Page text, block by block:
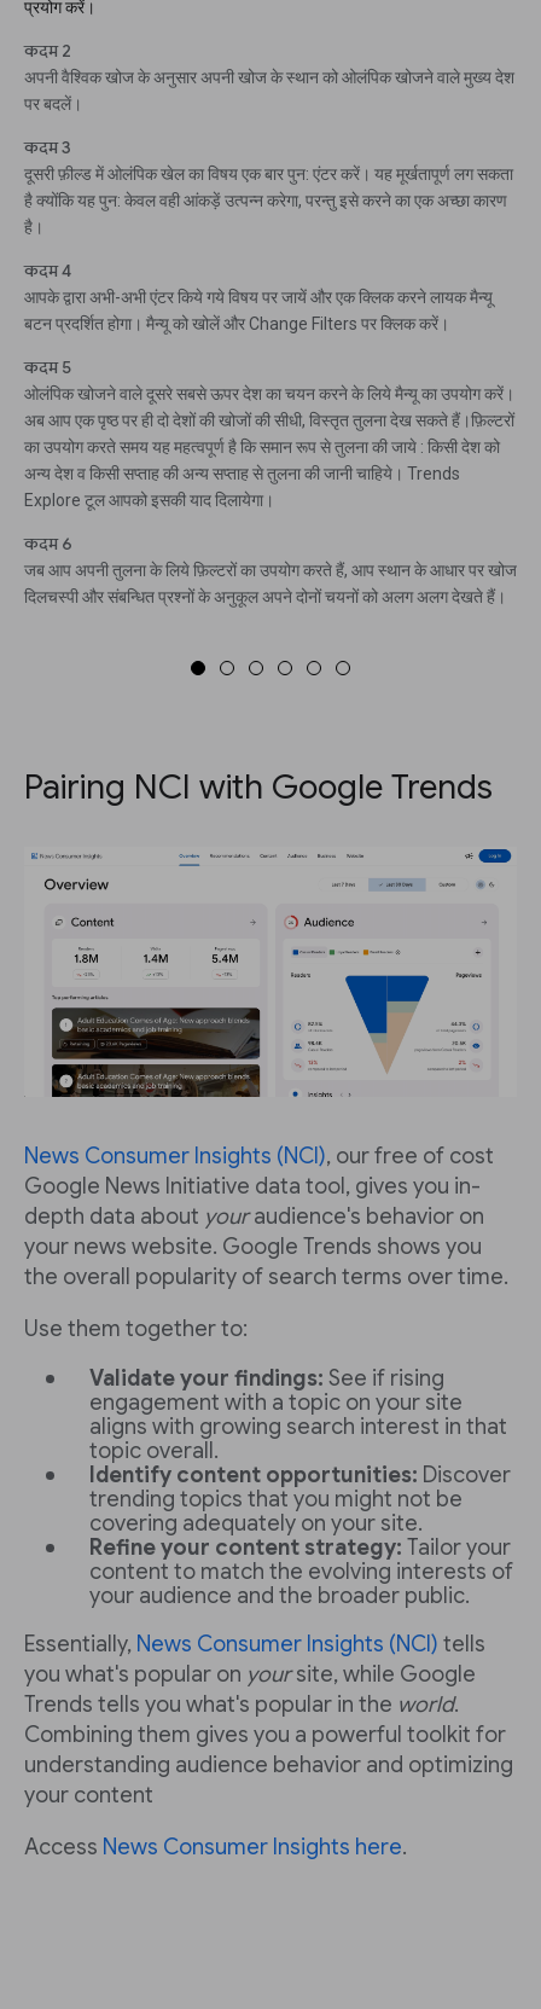
प्रयोग करें।
कदम 2
अपनी वैश्विक खोज के अनुसार अपनी खोज के स्थान को ओलंपिक खोजने वाले मुख्य देश
पर बदलें।
कदम 3
दूसरी फ़ील्ड में ओलंपिक खेल का विषय एक बार पुन: एंटर करें। यह मूर्खतापूर्ण लग सकता
है क्योंकि यह पुन: केवल वही आंकड़ें उत्पन्न करेगा, परन्तु इसे करने का एक अच्छा कारण
है।
कदम 4
आपके द्वारा अभी-अभी एंटर किये गये विषय पर जायें और एक क्लिक करने लायक मैन्यू
बटन प्रदर्शित होगा। मैन्यू को खोलें और Change Filters पर क्लिक करें।
कदम 5
ओलंपिक खोजने वाले दूसरे सबसे ऊपर देश का चयन करने के लिये मैन्यू का उपयोग करें।
अब आप एक पृष्ठ पर ही दो देशों की खोजों की सीधी, विस्तृत तुलना देख सकते हैं।फ़िल्टरों
का उपयोग करते समय यह महत्वपूर्ण है कि समान रूप से तुलना की जाये : किसी देश को
अन्य देश व किसी सप्ताह की अन्य सप्ताह से तुलना की जानी चाहिये। Trends
Explore टूल आपको इसकी याद दिलायेगा।
कदम 6
जब आप अपनी तुलना के लिये फ़िल्टरों का उपयोग करते हैं, आप स्थान के आधार पर खोज
दिलचस्पी और संबन्धित प्रश्नों के अनुकूल अपने दोनों चयनों को अलग अलग देखते हैं।
Pairing NCI with Google Trends
News Consumer Insights (NCI), our free of cost
Google News Initiative data tool, gives you in-
depth data about youraudience's behavior on
your news website. Google Trends shows you
the overall popularity of search terms over time.
Use them together to:
Validate your findings: See if rising
engagement with a topic on your site
aligns with growing search interest in that
topic overall.
Identify content opportunities: Discover
trending topics that you might not be
covering adequately on your site.
Refine your content strategy: Tailor your
content to match the evolving interests of
your audience and the broader public.
Essentially, News Consumer Insights (NCI) tells
you what's popular on yoursite, while Google
Trends tells you what's popular in the world.
Combining them gives you a powerful toolkit for
understanding audience behavior and optimizing
your content
Access News Consumer Insights here.